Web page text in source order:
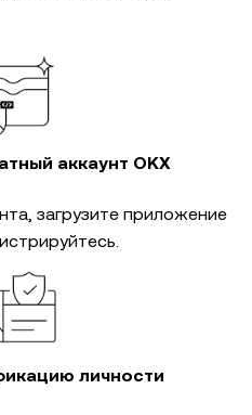
аккаунт OKX
загрузите приложение
личности